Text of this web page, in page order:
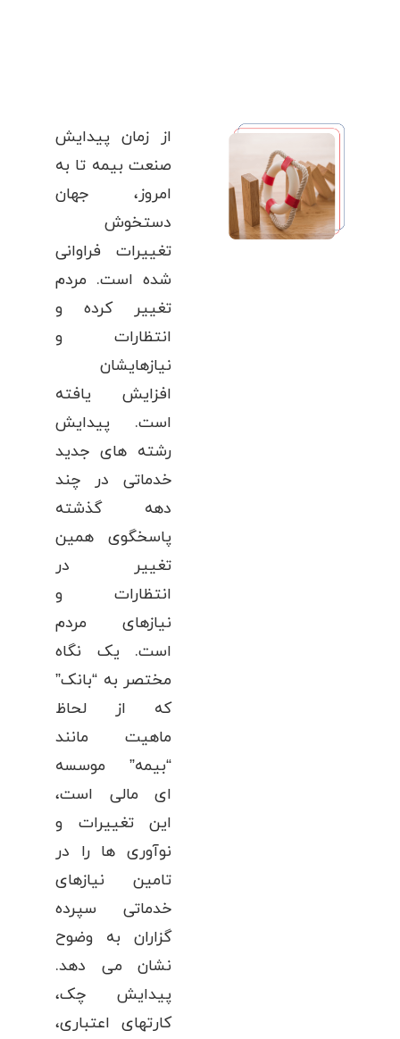
از زمان پیدایش
صنعت بیمه تا به
امروز، جهان
دستخوش
تغییرات فراوانی
شده است. مردم
تغییر کرده و
انتظارات و
نیازهایشان
افزایش یافته
است. پیدایش
رشته های جدید
خدماتی در چند
دهه گذشته
پاسخگوی همین
تغییر در
انتظارات و
نیازهای مردم
است. یک نگاه
مختصر به “بانک”
که از لحاظ
ماهیت مانند
“بیمه” موسسه
ای مالی است،
این تغییرات و
نوآوری ها را در
تامین نیازهای
خدماتی سپرده
گزاران به وضوح
نشان می دهد.
پیدایش چک،
کارتهای اعتباری،